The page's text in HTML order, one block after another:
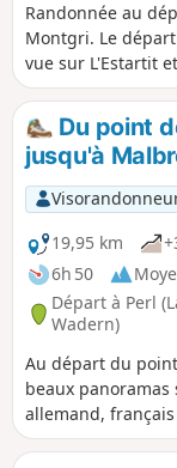
Randonnée au
Montgri. Le
vue sur L'Estartit
permet d'accéder
sentier facile
faut prendre le
Punta Ventosa, un
sentiers ne sont
Prévoir de bonnes
randonnée qui
criques.
Du point
jusqu'à
19,95 km
6h 50
Départ à Perl
Wadern)
Au départ du
beaux
allemand,
descend vers